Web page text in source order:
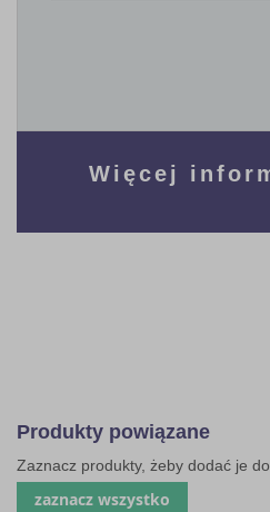
Więcej
Produkty powiązane
Zaznacz produkty, żeby dodać je
zaznacz wszystko